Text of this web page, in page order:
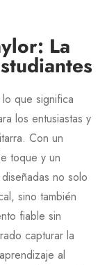
La
que significa
los entusiastas y
Con un
toque y un
no solo
sino también
fiable sin
capturar la
al